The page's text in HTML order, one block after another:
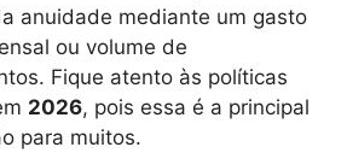
anuidade mediante um gasto
ou volume de
Fique atento às políticas
2026, pois essa é a principal
para muitos.